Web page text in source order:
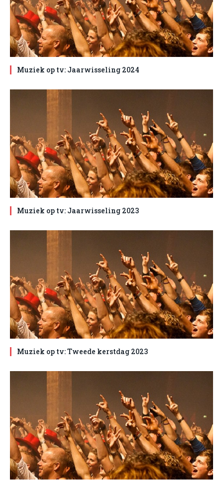
Muziek op tv: Jaarwisseling 2024
Muziek op tv: Jaarwisseling 2023
Muziek op tv: Tweede kerstdag 2023